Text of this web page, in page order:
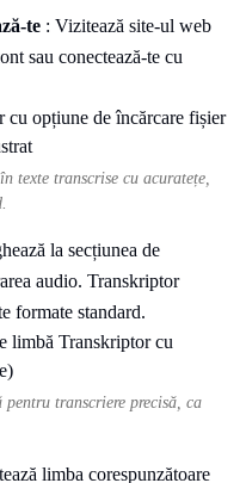
te : Vizitează site-ul web
sau conectează-te cu
texte transcrise cu acuratețe,
la secțiunea de
audio. Transkriptor
formate standard.
transcriere precisă, ca
limba corespunzătoare